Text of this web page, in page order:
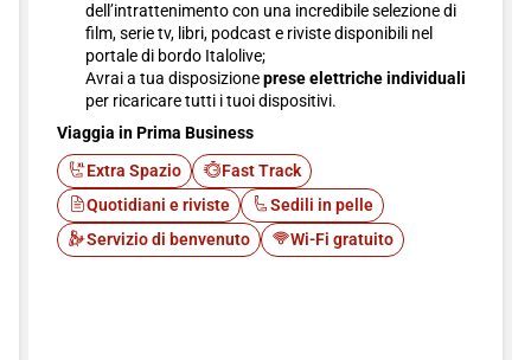
dell’intrattenimento con una incredibile selezione di
film, serie tv, libri, podcast e riviste disponibili nel
portale di bordo Italolive;
Avrai a tua disposizioneprese elettriche individuali
per ricaricare tutti i tuoi dispositivi.
Viaggia in Prima Business
Extra Spazio
Fast Track
Quotidiani e riviste
Sedili in pelle
Servizio di benvenuto
Wi-Fi gratuito